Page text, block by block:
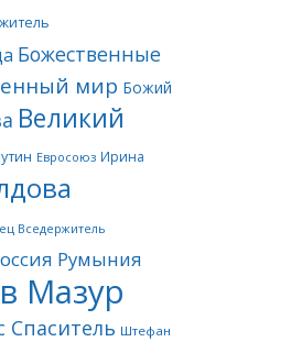
Божественные
мир Божий
Великий
Евросоюз Ирина
Вседержитель
Румыния
Мазур
Спаситель Штефан